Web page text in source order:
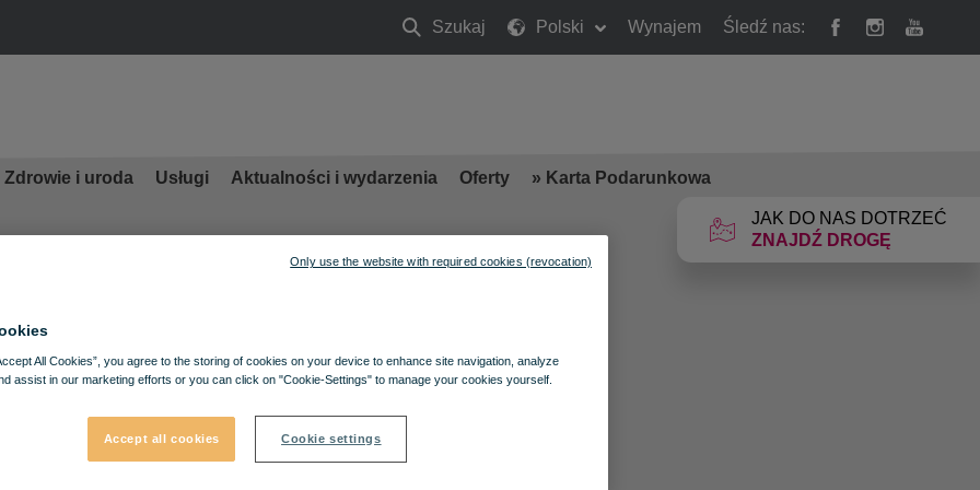
Szukaj
Szukaj
Polski Wynajem Śledź nas:
JAK DO NAS DOTRZEĆ
ZNAJDŹ DROGĘ
Zdrowie i uroda Usługi Aktualności i wydarzenia Oferty » Karta Podarunkowa
All Cookies”, you agree to the storing of cookies on your device to enhance site navigation, analyze
assist in our marketing efforts or you can click on "Cookie-Settings" to manage your cookies yourself.
Accept all cookies Cookie settings
Only use the website with required cookies (revocation)